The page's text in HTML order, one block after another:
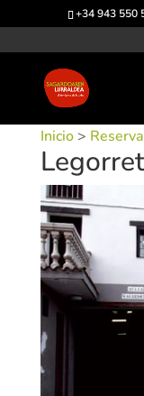
+34 943 550
Inicio>